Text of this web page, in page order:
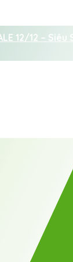
12/12 –